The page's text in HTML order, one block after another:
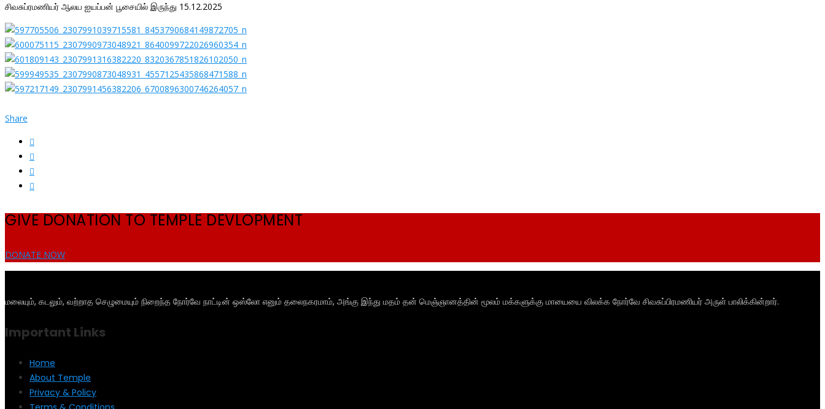
சிவசுப்ரமணியர் ஆலய ஐயப்பன் பூசையில் இருந்து 15.12.2025
Share
GIVE DONATION TO TEMPLE DEVLOPMENT
DONATE NOW
மலையும், கடலும், வற்றாத செழுமையும் நிறைந்த நோர்வே நாட்டின் ஒஸ்லோ எனும் தலைநகரமாம், அங்கு இந்து மதம் தன் மெஞ்ஞானத்தின் மூலம் மக்களுக்கு மாயையை விலக்க நோர்வே சிவசுப்பிரமணியர் அருள் பாலிக்கின்றார்.
Important Links
Home
About Temple
Privacy & Policy